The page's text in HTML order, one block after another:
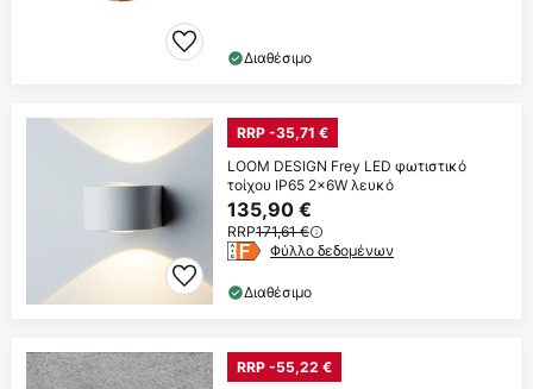
Διαθέσιμο
RRP -35,71 €
LOOM DESIGN Frey LED φωτιστικό
τοίχου IP65 2x6W λευκό
135,90 €
RRP171,61 €
Φύλλο δεδομένων
Διαθέσιμο
RRP -55,22 €